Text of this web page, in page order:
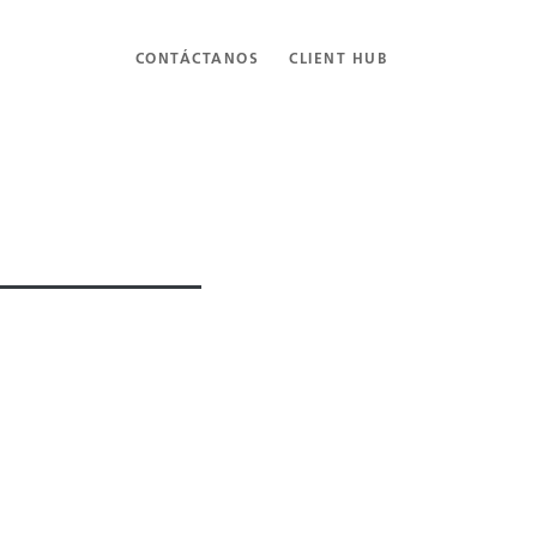
CONTÁCTANOS CLIENT HUB